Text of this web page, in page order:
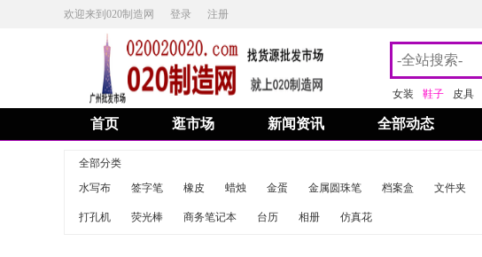
欢迎来到020制造网 登录 注册
女装 鞋子 皮具
首页 逛市场 新闻资讯 全部动态
全部分类
水写布
签字笔 橡皮 蜡烛 金蛋 金属圆珠笔 档案盒 文件夹
打孔机 荧光棒 商务笔记本 台历 相册 仿真花